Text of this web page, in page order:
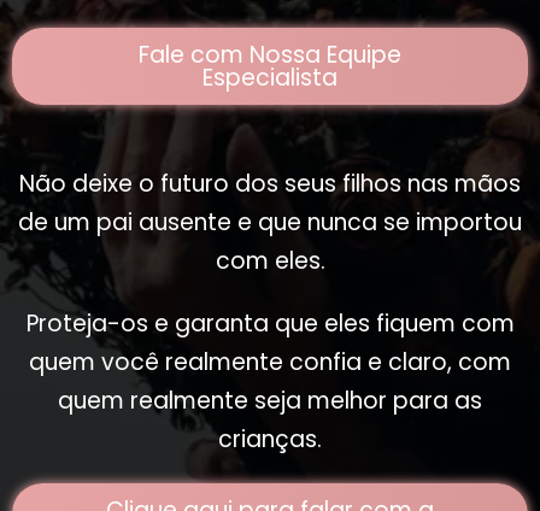
Fale com Nossa Equipe
Especialista
Não deixe o futuro dos seus filhos nas mãos
de um pai ausente e que nunca se importou
com eles.
Proteja-os e garanta que eles fiquem com
quem você realmente confia e claro, com
quem realmente seja melhor para as
crianças.